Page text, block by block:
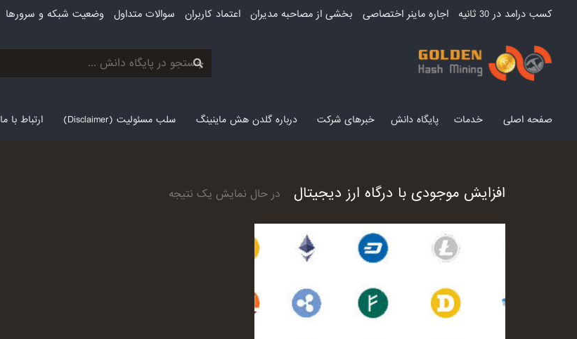
کسب درامد در 30 ثانیه اجاره ماینر اختصاصی بخشی از مصاحبه مدیران اعتماد کاربران سوالات متداول وضعیت شبکه و سرورها
صفحه اصلی خدمات پایگاه دانش خبرهای شرکت درباره گلدن هش ماینینگ سلب مسئولیت (Disclaimer) ارتباط با ما
افزایش موجودی با درگاه ارز دیجیتال در حال نمایش یک نتیجه